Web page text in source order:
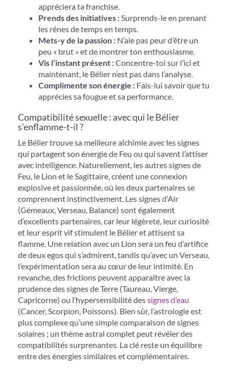
appréciera ta franchise.
Prends des initiatives :Surprends-le en prenant
les rênes de temps en temps.
Mets-y de la passion : N’aie pas peur d’être un
peu « brut » et de montrer ton enthousiasme.
Vis l’instant présent :Concentre-toi sur l’ici et
maintenant, le Bélier n’est pas dans l’analyse.
Complimente son énergie : Fais-lui savoir que tu
apprécies sa fougue et sa performance.
Compatibilité sexuelle : avec qui le Bélier
s’enflamme-t-il ?
Le Bélier trouve sa meilleure alchimie avec les signes
qui partagent son énergie de Feu ou qui savent l’attiser
avec intelligence. Naturellement, les autres signes de
Feu, le Lion et le Sagittaire, créent une connexion
explosive et passionnée, où les deux partenaires se
comprennent instinctivement. Les signes d’Air
(Gémeaux, Verseau, Balance) sont également
d’excellents partenaires, car leur légèreté, leur curiosité
et leur esprit vif stimulent le Bélier et attisent sa
flamme. Une relation avec un Lion sera un feu d’artifice
de deux egos qui s’admirent, tandis qu’avec un Verseau,
l’expérimentation sera au cœur de leur intimité. En
revanche, des frictions peuvent apparaître avec la
prudence des signes de Terre (Taureau, Vierge,
Capricorne) ou l’hypersensibilité dessignes d’eau
(Cancer, Scorpion, Poissons). Bien sûr, l’astrologie est
plus complexe qu’une simple comparaison de signes
solaires ; un thème astral complet peut révéler des
compatibilités surprenantes. La clé reste un équilibre
entre des énergies similaires et complémentaires.